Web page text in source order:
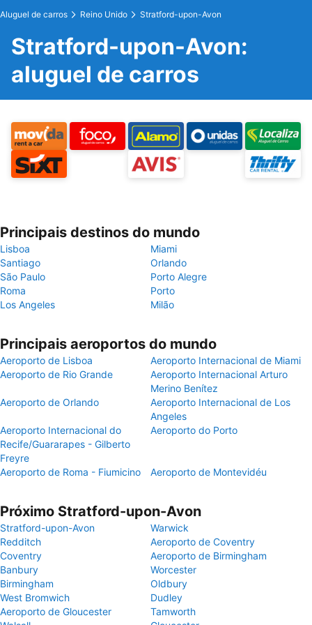
Aluguel de carros Reino Unido Stratford-upon-Avon
Stratford-upon-Avon:
aluguel de carros
Principais destinos do mundo
Lisboa
Miami
Santiago
Orlando
São Paulo
Porto Alegre
Roma
Porto
Los Angeles
Milão
Principais aeroportos do mundo
Aeroporto de Lisboa
Aeroporto Internacional de Miami
Aeroporto de Rio Grande
Aeroporto Internacional Arturo
Merino Benítez
Aeroporto de Orlando
Aeroporto Internacional de Los
Angeles
Aeroporto Internacional do
Recife/Guararapes - Gilberto
Freyre
Aeroporto do Porto
Aeroporto de Roma - Fiumicino Aeroporto de Montevidéu
Próximo Stratford-upon-Avon
Stratford-upon-Avon
Warwick
Redditch
Aeroporto de Coventry
Coventry
Aeroporto de Birmingham
Banbury
Worcester
Birmingham
Oldbury
West Bromwich
Dudley
Aeroporto de Gloucester
Tamworth